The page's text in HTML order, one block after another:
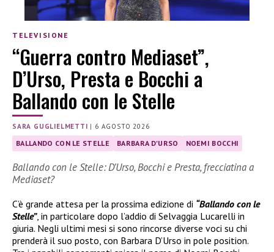
TELEVISIONE
“Guerra contro Mediaset”,
D’Urso, Presta e Bocchi a
Ballando con le Stelle
SARA GUGLIELMETTI | 6 AGOSTO 2026
BALLANDO CON LE STELLE BARBARA D'URSO NOEMI BOCCHI
Ballando con le Stelle: D’Urso, Bocchi e Presta, frecciatina a
Mediaset?
C’è grande attesa per la prossima edizione di “Ballando con le
Stelle”, in particolare dopo l’addio di Selvaggia Lucarelli in
giuria. Negli ultimi mesi si sono rincorse diverse voci su chi
prenderà il suo posto, con Barbara D’Urso in pole position.